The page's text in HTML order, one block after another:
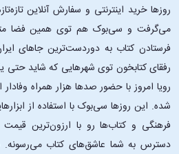
روزها خرید اینترنتی و سفارش آنلاین
می‌گرفت و سی‌بوک هم توی همین فضا
فرستادن کتاب به دوردست‌ترین جاهای
رفقای کتابخون توی شهرهایی که شاید
رویا امروز با حضور صدها هزار همراه
شده. این ‌روزها سی‌بوک با استفاده از
فرهنگی و کتاب‌ها رو با ارزون‌ترین
دسترس به شما عاشق‌های کتاب می‌رسونه.